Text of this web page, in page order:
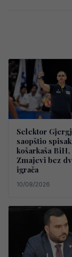
Selektor
saopštio spisak
košarkaša BiH,
Zmajevi bez
igrača
10/08/2026